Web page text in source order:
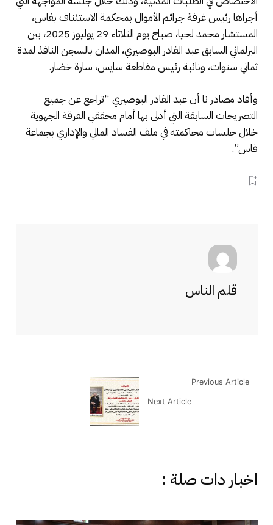
أجراها رئيس غرفة جرائم الأموال بمحكمة الاستئناف بفاس،
المستشار محمد لحيا، صباح يوم الثلاثاء 29 يوليوز 2025، بين
البرلماني السابق عبد القادر البوصيري، المدان بالسجن النافذ لمدة
ثماني سنوات، ونائبة رئيس مقاطعة سايس، سارة خضار.
وأفاد مصادر نا أن عبد القادر البوصيري “تراجع عن جميع
التصريحات السابقة التي أدلى بها أمام محققي الفرقة الجهوية
خلال جلسات محاكمته في ملف الفساد المالي والإداري بجماعة
فاس”.
قلم الناس
Previous Article
Next Article
اخبار دات صلة :